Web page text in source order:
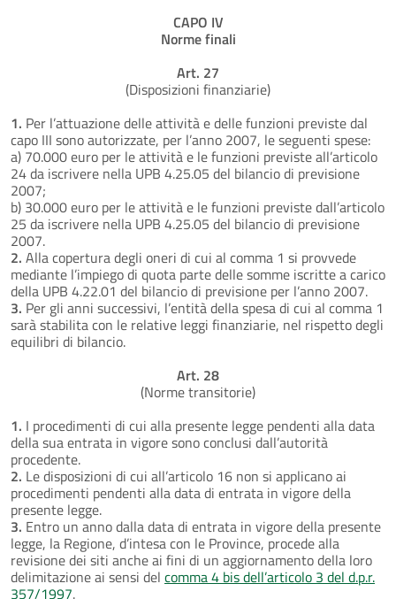
CAPO IV
Norme finali
Art. 27
(Disposizioni finanziarie)
1. Per l’attuazione delle attività e delle funzioni previste dal
capo III sono autorizzate, per l’anno 2007, le seguenti spese:
a) 70.000 euro per le attività e le funzioni previste all’articolo
24 da iscrivere nella UPB 4.25.05 del bilancio di previsione
2007;
b) 30.000 euro per le attività e le funzioni previste dall’articolo
25 da iscrivere nella UPB 4.25.05 del bilancio di previsione
2007.
2. Alla copertura degli oneri di cui al comma 1 si provvede
mediante l’impiego di quota parte delle somme iscritte a carico
della UPB 4.22.01 del bilancio di previsione per l’anno 2007.
3. Per gli anni successivi, l’entità della spesa di cui al comma 1
sarà stabilita con le relative leggi finanziarie, nel rispetto degli
equilibri di bilancio.
Art. 28
(Norme transitorie)
1. I procedimenti di cui alla presente legge pendenti alla data
della sua entrata in vigore sono conclusi dall’autorità
procedente.
2. Le disposizioni di cui all’articolo 16 non si applicano ai
procedimenti pendenti alla data di entrata in vigore della
presente legge.
3. Entro un anno dalla data di entrata in vigore della presente
legge, la Regione, d’intesa con le Province, procede alla
revisione dei siti anche ai fini di un aggiornamento della loro
delimitazione ai sensi del comma 4 bis dell’articolo 3 del d.p.r.
357/1997.